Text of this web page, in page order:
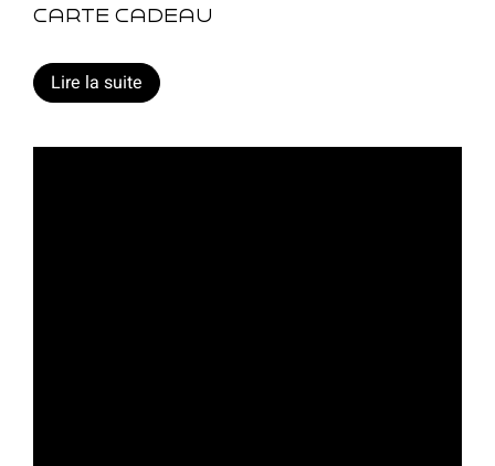
Carte cadeau
Lire la suite